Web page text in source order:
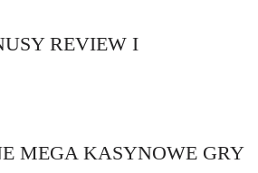
REVIEW I
MEGA KASYNOWE GRY